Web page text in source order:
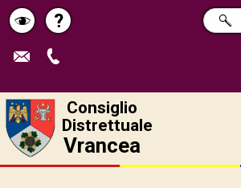
Schimbă
contrastul
Pagina
de
?
Cerca
nel
RICERCA
Consiglio
Distrettuale
Vrancea